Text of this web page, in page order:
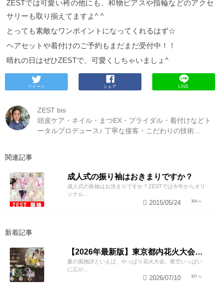
ZESTでは可愛い袴の他にも、和物ピアスや指輪などのアクセ
サリーも取り揃えてますよ^ ^
とっても素敵なワンポイントになってくれるはず☆
ヘアセットや着付けのご予約もまだまだ受付中！！
晴れの日はぜひZESTで、可愛くしちゃいましょ^
ツイート シェア LINE
ZEST bis
頭皮ケア・ネイル・まつEX・ブライダル・着付けなどト
ータルプロデュース♪ 丁寧な接客・こだわりの技術...
関連記事
成人式の振り袖はおきまりですか？
成人式の振袖はお決まりですか？ZESTでは今年からオリ
ジナル...
304
2015/05/24
新着記事
【2026年最新版】東京都内花火大会まとめ｜浴衣着付け・ヘアセットならZESTへ
夏の風物詩といえば、やっぱり花火大会。夜空いっぱい
に広が...
327
2026/07/10